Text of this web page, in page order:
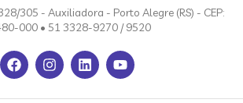
305 - Auxiliadora - Porto Alegre (RS) - CEP:
000 • 51 3328-9270 / 9520